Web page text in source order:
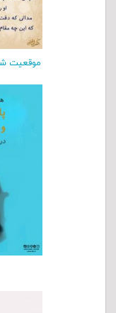
موقعیت